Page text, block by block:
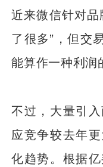
近来微信针对
了很多”，但交
能算作一种利润
不过，大量引
应竞争较去年
化趋势。根据